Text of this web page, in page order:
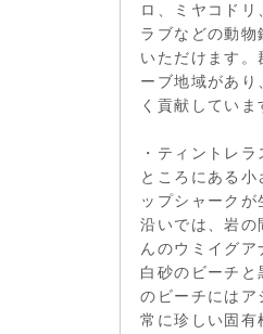
ロ、ミヤコドリ
ラブなどの動物
いただけます。
ーブ地域があり
く貢献していま
・ティントレ
ところにある
ップシャーク
沿いでは、岩の
んのウミイグア
白砂のビーチと
のビーチにはア
常に珍しい固有